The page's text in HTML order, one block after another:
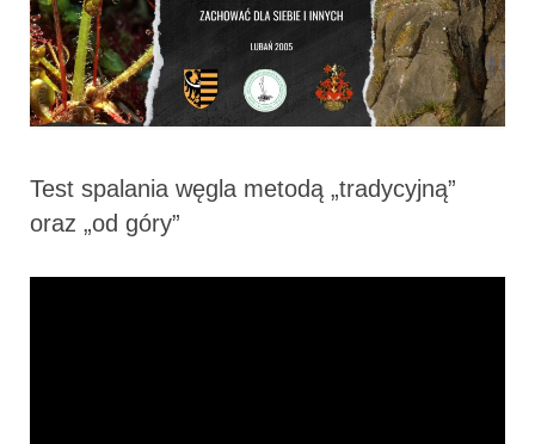
Test spalania węgla metodą „tradycyjną”
oraz „od góry”